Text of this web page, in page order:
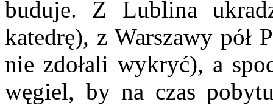
buduje. Z Lublina
katedrę), z Warszawy pół
nie zdołali wykryć), a
węgiel, by na czas